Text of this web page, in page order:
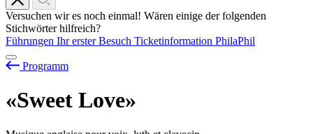
Versuchen wir es noch einmal! Wären einige der folgenden
Stichwörter hilfreich?
Führungen Ihr erster Besuch Ticketinformation PhilaPhil
Programm
«Sweet Love»